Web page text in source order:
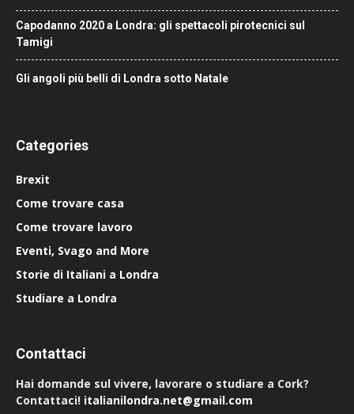
Capodanno 2020 a Londra: gli spettacoli pirotecnici sul
Tamigi
Gli angoli più belli di Londra sotto Natale
Categories
Brexit
Come trovare casa
Come trovare lavoro
Eventi, Svago and More
Storie di Italiani a Londra
Studiare a Londra
Contattaci
Hai domande sul vivere, lavorare o studiare a Cork?
Contattaci! italianilondra.net@gmail.com